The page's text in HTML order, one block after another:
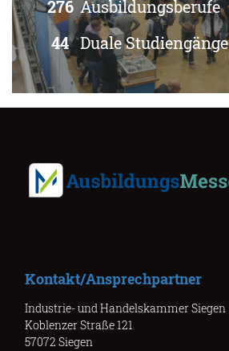
276 Ausbildungsberufe
44 Duale Studiengänge
Kontakt/Ansprechpartner
Industrie- und Handelskammer Siegen
Koblenzer Straße 121
57072 Siegen